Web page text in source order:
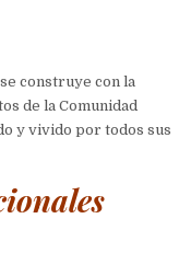
construye con la
de la Comunidad
y vivido por todos sus